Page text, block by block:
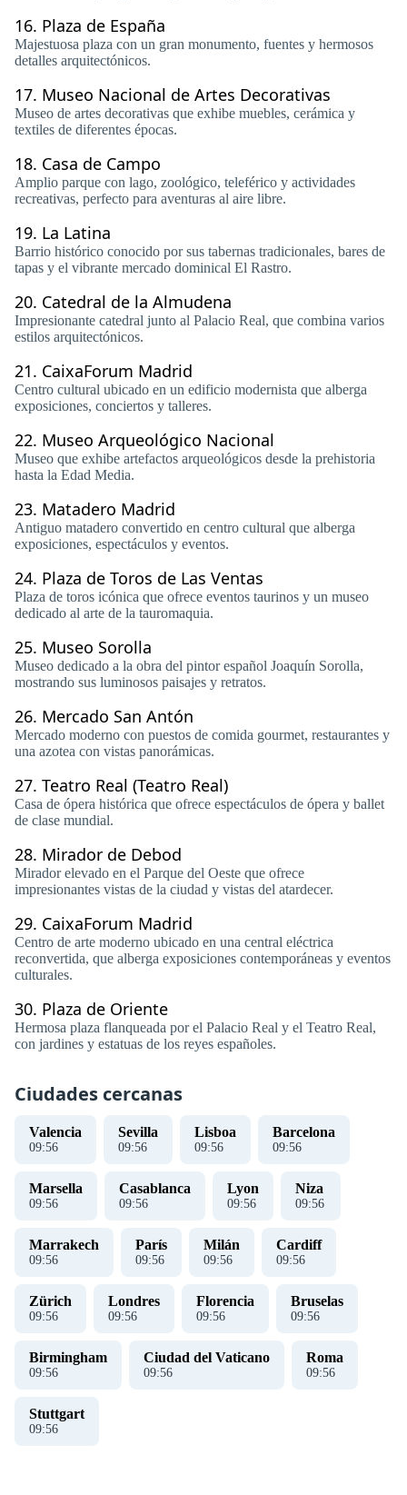
16. Plaza de España
Majestuosa plaza con un gran monumento, fuentes y hermosos
detalles arquitectónicos.
17. Museo Nacional de Artes Decorativas
Museo de artes decorativas que exhibe muebles, cerámica y
textiles de diferentes épocas.
18. Casa de Campo
Amplio parque con lago, zoológico, teleférico y actividades
recreativas, perfecto para aventuras al aire libre.
19. La Latina
Barrio histórico conocido por sus tabernas tradicionales, bares de
tapas y el vibrante mercado dominical El Rastro.
20. Catedral de la Almudena
Impresionante catedral junto al Palacio Real, que combina varios
estilos arquitectónicos.
21. CaixaForum Madrid
Centro cultural ubicado en un edificio modernista que alberga
exposiciones, conciertos y talleres.
22. Museo Arqueológico Nacional
Museo que exhibe artefactos arqueológicos desde la prehistoria
hasta la Edad Media.
23. Matadero Madrid
Antiguo matadero convertido en centro cultural que alberga
exposiciones, espectáculos y eventos.
24. Plaza de Toros de Las Ventas
Plaza de toros icónica que ofrece eventos taurinos y un museo
dedicado al arte de la tauromaquia.
25. Museo Sorolla
Museo dedicado a la obra del pintor español Joaquín Sorolla,
mostrando sus luminosos paisajes y retratos.
26. Mercado San Antón
Mercado moderno con puestos de comida gourmet, restaurantes y
una azotea con vistas panorámicas.
27. Teatro Real (Teatro Real)
Casa de ópera histórica que ofrece espectáculos de ópera y ballet
de clase mundial.
28. Mirador de Debod
Mirador elevado en el Parque del Oeste que ofrece
impresionantes vistas de la ciudad y vistas del atardecer.
29. CaixaForum Madrid
Centro de arte moderno ubicado en una central eléctrica
reconvertida, que alberga exposiciones contemporáneas y eventos
culturales.
30. Plaza de Oriente
Hermosa plaza flanqueada por el Palacio Real y el Teatro Real,
con jardines y estatuas de los reyes españoles.
Ciudades cercanas
Valencia
09:57
Sevilla
09:57
Lisboa
09:57
Barcelona
09:57
Marsella
09:57
Casablanca
09:57
Lyon
09:57
Niza
09:57
Marrakech
09:57
París
09:57
Milán
09:57
Cardiff
09:57
Zürich
09:57
Londres
09:57
Florencia
09:57
Bruselas
09:57
Birmingham
09:57
Ciudad del Vaticano
09:57
Roma
09:57
Stuttgart
09:57